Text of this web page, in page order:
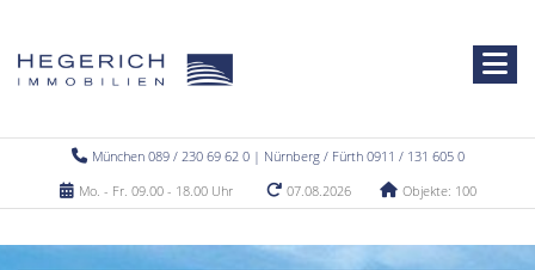
München 089 / 230 69 62 0 | Nürnberg / Fürth 0911 / 131 605 0
Mo. - Fr. 09.00 - 18.00 Uhr
07.08.2026 Objekte: 100